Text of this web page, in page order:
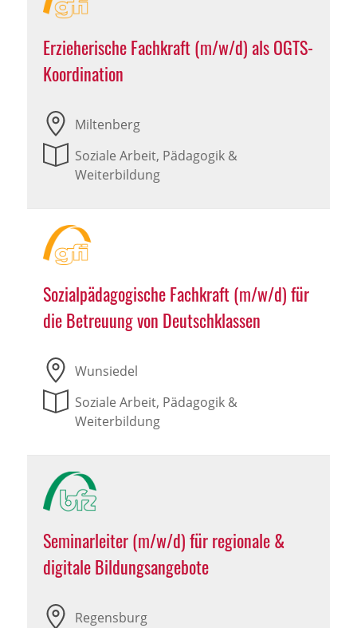
Erzieherische Fachkraft (m/w/d) als OGTS-
Koordination
Miltenberg
Soziale Arbeit, Pädagogik &
Weiterbildung
Sozialpädagogische Fachkraft (m/w/d) für
die Betreuung von Deutschklassen
Wunsiedel
Soziale Arbeit, Pädagogik &
Weiterbildung
Seminarleiter (m/w/d) für regionale &
digitale Bildungsangebote
Regensburg